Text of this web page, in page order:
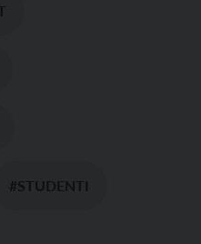
#STUDENTI